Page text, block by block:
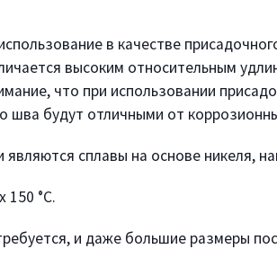
в качестве
высоким относительным
что при использовании
шва будут отличными от
сплавы на основе никеля,
150 °C.
и даже большие размеры